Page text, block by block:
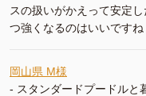
スの扱いがかえって安定
つ強くなるのはいいですね
岡山県 M様
- スタンダードプードルと